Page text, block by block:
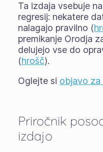
Ta izdaja vsebuje
regresij: nekatere
nalagajo pravilno (
premikanje Orodja
delujejo vse do
(hrošč).
Oglejte si objavo za
Priročnik
izdajo